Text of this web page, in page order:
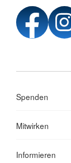
Spenden
Mitwirken
Informieren